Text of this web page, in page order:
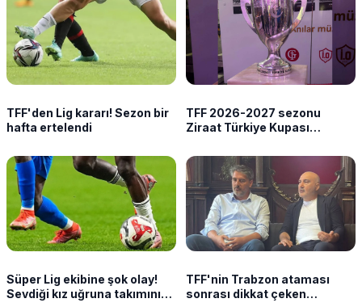
TFF'den Lig kararı! Sezon bir
hafta ertelendi
TFF 2026-2027 sezonu
Ziraat Türkiye Kupası
Süper Lig ekibine şok olay!
Sevdiği kız uğruna takımını
TFF'nin Trabzon ataması
sonrası dikkat çeken